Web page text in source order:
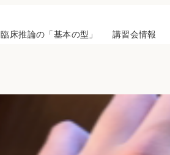
臨床推論の「基本の型」 講習会情報